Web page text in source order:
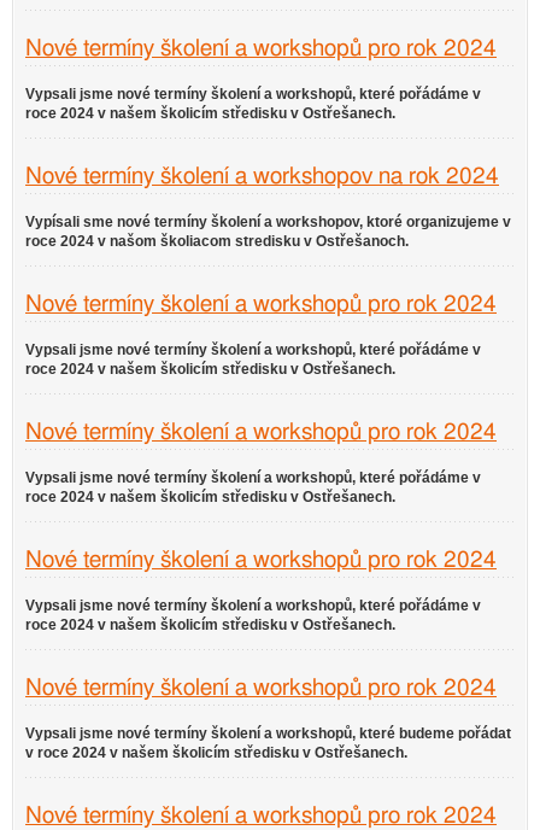
Nové termíny školení a workshopů pro rok 2024
Vypsali jsme nové termíny školení a workshopů, které pořádáme v
roce 2024 v našem školicím středisku v Ostřešanech.
Nové termíny školení a workshopov na rok 2024
Vypísali sme nové termíny školení a workshopov, ktoré organizujeme v
roce 2024 v našom školiacom stredisku v Ostřešanoch.
Nové termíny školení a workshopů pro rok 2024
Vypsali jsme nové termíny školení a workshopů, které pořádáme v
roce 2024 v našem školicím středisku v Ostřešanech.
Nové termíny školení a workshopů pro rok 2024
Vypsali jsme nové termíny školení a workshopů, které pořádáme v
roce 2024 v našem školicím středisku v Ostřešanech.
Nové termíny školení a workshopů pro rok 2024
Vypsali jsme nové termíny školení a workshopů, které pořádáme v
roce 2024 v našem školicím středisku v Ostřešanech.
Nové termíny školení a workshopů pro rok 2024
Vypsali jsme nové termíny školení a workshopů, které budeme pořádat
v roce 2024 v našem školicím středisku v Ostřešanech.
Nové termíny školení a workshopů pro rok 2024